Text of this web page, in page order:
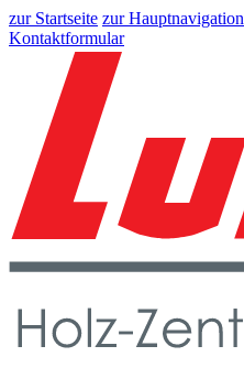
zur Startseite zur Hauptnavigation
Kontaktformular